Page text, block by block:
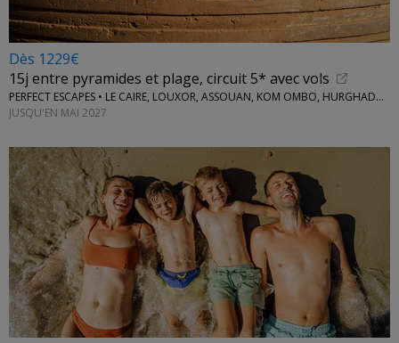
Dès 1229€
15j entre pyramides et plage, circuit 5* avec vols
PERFECT ESCAPES • LE CAIRE, LOUXOR, ASSOUAN, KOM OMBO, HURGHADA...
JUSQU'EN MAI 2027